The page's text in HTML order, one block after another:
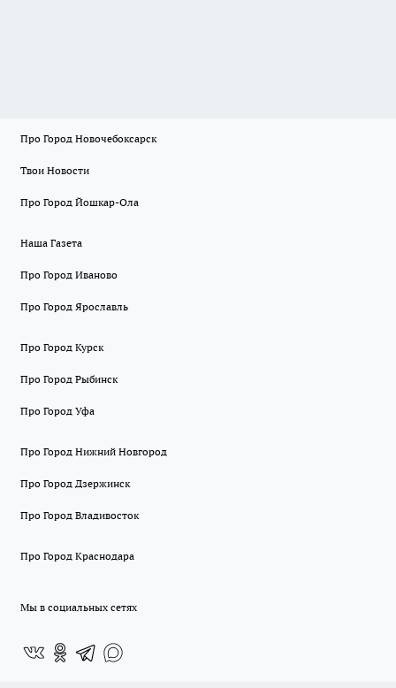
Про Город Новочебоксарск
Твои Новости
Про Город Йошкар-Ола
Наша Газета
Про Город Иваново
Про Город Ярославль
Про Город Курск
Про Город Рыбинск
Про Город Уфа
Про Город Нижний Новгород
Про Город Дзержинск
Про Город Владивосток
Про Город Краснодара
Мы в социальных сетях